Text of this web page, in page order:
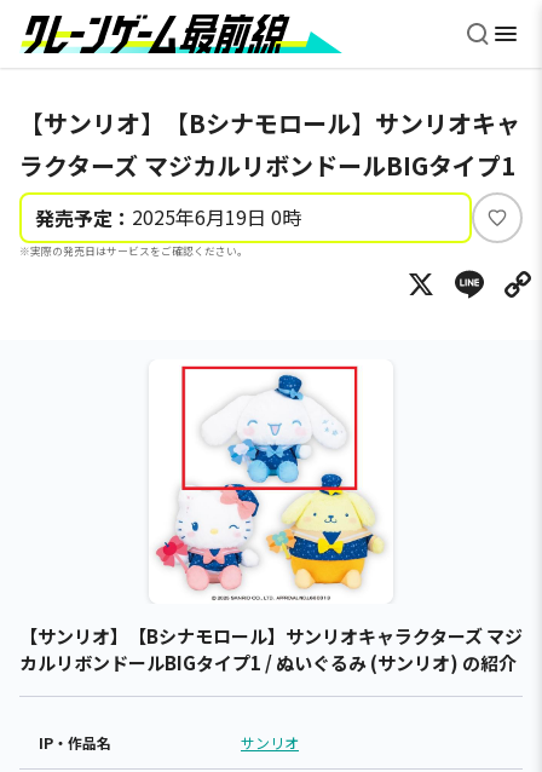
【サンリオ】【Bシナモロール】サンリオキャ
ラクターズ マジカルリボンドールBIGタイプ1
発売予定： 2025年6月19日 0時
※実際の発売日はサービスをご確認ください。
い
ね
X
【サンリオ】【Bシナモロール】サンリオキャラクターズ マジ
カルリボンドールBIGタイプ1 / ぬいぐるみ (サンリオ) の紹介
IP・作品名 サンリオ